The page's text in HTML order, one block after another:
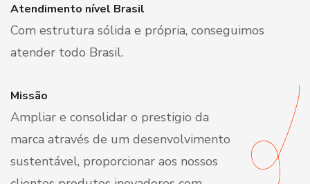
Atendimento nível Brasil
Com estrutura sólida e própria, conseguimos
atender todo Brasil.
Missão
Ampliar e consolidar o prestigio da
marca através de um desenvolvimento
sustentável, proporcionar aos nossos